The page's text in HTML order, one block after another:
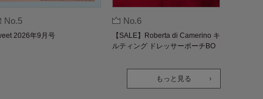
No.5
2026年9月号
No.6
【SALE】Roberta di Camerino キ
ルティング ドレッサーポーチBO
もっと見る